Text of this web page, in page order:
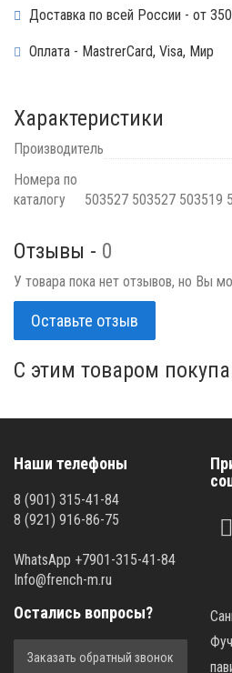
Доставка по всей России - от
Оплата - MastrerCard, Visa, Мир
Характеристики
Производитель
Номера по
каталогу
503527 503527 503519
Отзывы - 0
У товара пока нет отзывов, но Вы
Оставьте отзыв
C этим товаром
Наши телефоны
8 (901) 315-41-84
8 (921) 916-86-75
WhatsApp +7901-315-41-84
Info@french-m.ru
Остались вопросы?
Заказать обратный звонок